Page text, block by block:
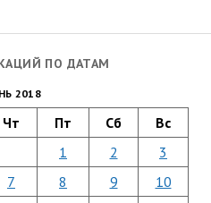
ПО ДАТАМ
2018
Чт Пт Сб Вс
1 2
3
7 8 9
10